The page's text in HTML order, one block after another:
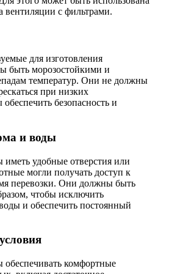
вентиляции с фильтрами.
для изготовления
быть морозостойкими и
температур. Они не должны
при низких
безопасность и
и воды
удобные отверстия или
могли получать доступ к
перевозки. Они должны быть
чтобы исключить
и обеспечить постоянный
комфортные